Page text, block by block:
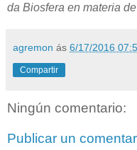
da Biosfera en materia
agremon ás 6/17/2016
Compartir
Ningún comentario:
Publicar un